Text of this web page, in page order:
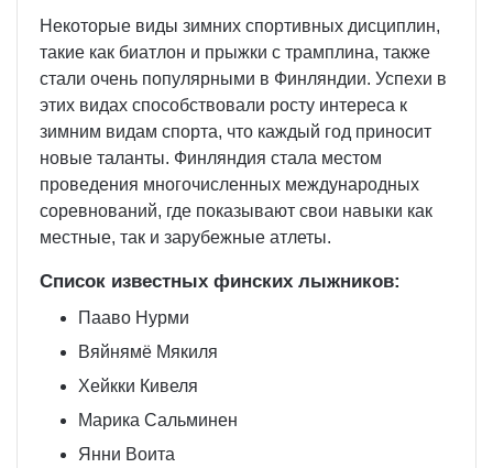
Некоторые виды зимних спортивных дисциплин,
такие как биатлон и прыжки с трамплина, также
стали очень популярными в Финляндии. Успехи в
этих видах способствовали росту интереса к
зимним видам спорта, что каждый год приносит
новые таланты. Финляндия стала местом
проведения многочисленных международных
соревнований, где показывают свои навыки как
местные, так и зарубежные атлеты.
Список известных финских лыжников:
Пааво Нурми
Вяйнямё Мякиля
Хейкки Кивеля
Марика Сальминен
Янни Воита